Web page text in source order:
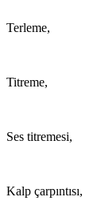
Terleme,
Titreme,
Ses titremesi,
Kalp çarpıntısı,